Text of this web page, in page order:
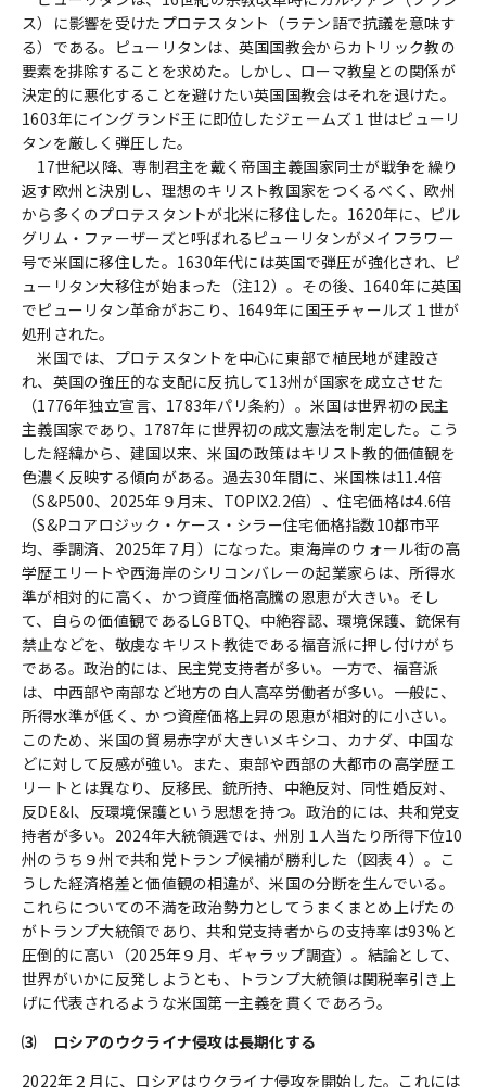
ス）に影響を受けたプロテスタント（ラテン語で抗議を意味す
る）である。ピューリタンは、英国国教会からカトリック教の
要素を排除することを求めた。しかし、ローマ教皇との関係が
決定的に悪化することを避けたい英国国教会はそれを退けた。
1603年にイングランド王に即位したジェームズ１世はピューリ
タンを厳しく弾圧した。
17世紀以降、専制君主を戴く帝国主義国家同士が戦争を繰り
返す欧州と決別し、理想のキリスト教国家をつくるべく、欧州
から多くのプロテスタントが北米に移住した。1620年に、ピル
グリム・ファーザーズと呼ばれるピューリタンがメイフラワー
号で米国に移住した。1630年代には英国で弾圧が強化され、ピ
ューリタン大移住が始まった（注12）。その後、1640年に英国
でピューリタン革命がおこり、1649年に国王チャールズ１世が
処刑された。
米国では、プロテスタントを中心に東部で植民地が建設さ
れ、英国の強圧的な支配に反抗して13州が国家を成立させた
（1776年独立宣言、1783年パリ条約）。米国は世界初の民主
主義国家であり、1787年に世界初の成文憲法を制定した。こう
した経緯から、建国以来、米国の政策はキリスト教的価値観を
色濃く反映する傾向がある。過去30年間に、米国株は11.4倍
（S&P500、2025年９月末、TOPIX2.2倍）、住宅価格は4.6倍
（S&Pコアロジック・ケース・シラー住宅価格指数10都市平
均、季調済、2025年７月）になった。東海岸のウォール街の高
学歴エリートや西海岸のシリコンバレーの起業家らは、所得水
準が相対的に高く、かつ資産価格高騰の恩恵が大きい。そし
て、自らの価値観であるLGBTQ、中絶容認、環境保護、銃保有
禁止などを、敬虔なキリスト教徒である福音派に押し付けがち
である。政治的には、民主党支持者が多い。一方で、福音派
は、中西部や南部など地方の白人高卒労働者が多い。一般に、
所得水準が低く、かつ資産価格上昇の恩恵が相対的に小さい。
このため、米国の貿易赤字が大きいメキシコ、カナダ、中国な
どに対して反感が強い。また、東部や西部の大都市の高学歴エ
リートとは異なり、反移民、銃所持、中絶反対、同性婚反対、
反DE&I、反環境保護という思想を持つ。政治的には、共和党支
持者が多い。2024年大統領選では、州別１人当たり所得下位10
州のうち９州で共和党トランプ候補が勝利した（図表４）。こ
うした経済格差と価値観の相違が、米国の分断を生んでいる。
これらについての不満を政治勢力としてうまくまとめ上げたの
がトランプ大統領であり、共和党支持者からの支持率は93%と
圧倒的に高い（2025年９月、ギャラップ調査）。結論として、
世界がいかに反発しようとも、トランプ大統領は関税率引き上
げに代表されるような米国第一主義を貫くであろう。
⑶ ロシアのウクライナ侵攻は長期化する
2022年２月に、ロシアはウクライナ侵攻を開始した。これには